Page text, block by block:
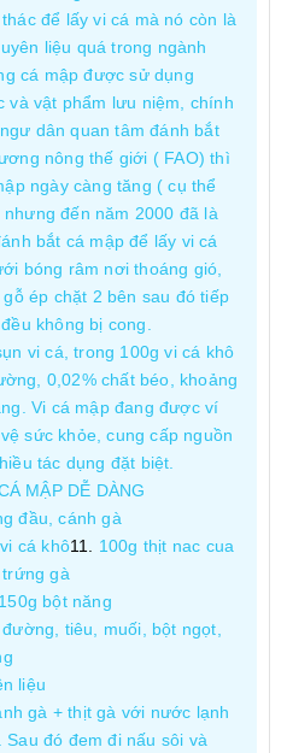
để lấy vi cá mà nó còn là
liệu quá trong ngành
cá mập được sử dụng
và vật phẩm lưu niệm, chính
dân quan tâm đánh bắt
nông thế giới ( FAO) thì
ngày càng tăng ( cụ thể
đến năm 2000 đã là
bắt cá mập để lấy vi cá
bóng râm nơi thoáng gió,
ép chặt 2 bên sau đó tiếp
không bị cong.
vi cá, trong 100g vi cá khô
0,02% chất béo, khoảng
Vi cá mập đang được ví
sức khỏe, cung cấp nguồn
tác dụng đặt biệt.
MẬP DỄ DÀNG
đầu, cánh gà
cá khô
100g thịt nac cua
gà
bột năng
tiêu, muối, bột ngọt,
liệu
gà + thịt gà với nước lạnh
đó đem đi nấu sôi và